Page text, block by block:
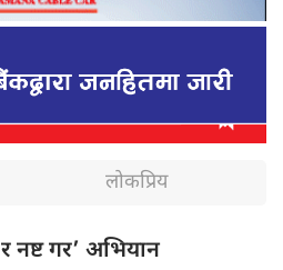
लोकप्रिय
र नष्ट गर’ अभियान